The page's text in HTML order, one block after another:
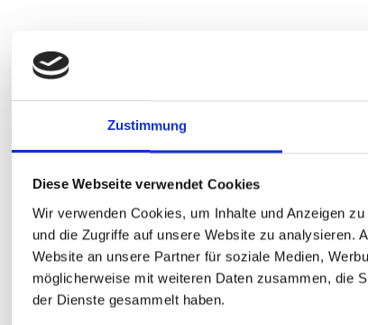
Zustimmung
Diese Webseite verwendet Cookies
Wir verwenden Cookies, um Inhalte und Anzeigen
und die Zugriffe auf unsere Website zu analysieren.
Website an unsere Partner für soziale Medien,
möglicherweise mit weiteren Daten zusammen, die
der Dienste gesammelt haben.